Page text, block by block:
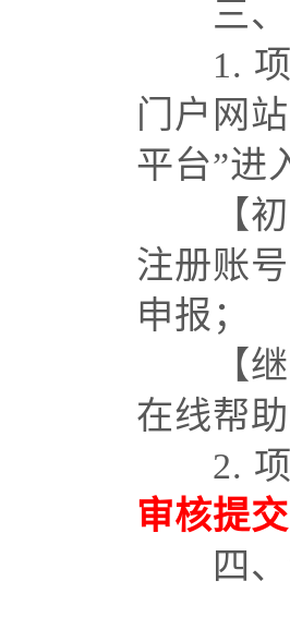
三、
1.
门户网
平台”进
【初
注册账
申报；
【继
在线帮助
2.
审核提
四、